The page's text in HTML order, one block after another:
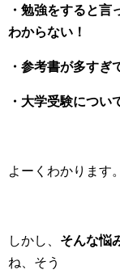
・勉強をすると
わからない！
・参考書が多すぎ
・大学受験につい
よーくわかります
しかし、 そんな悩
ね、そう